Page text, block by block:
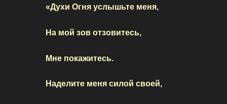
«Духи Огня услышьте меня,
На мой зов отзовитесь,
Мне покажитесь.
Наделите меня силой своей,